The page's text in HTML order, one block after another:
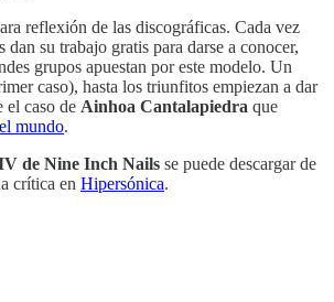
reflexión de las discográficas. Cada vez
dan su trabajo gratis para darse a conocer,
grupos apuestan por este modelo. Un
caso), hasta los triunfitos empiezan a dar
el caso de Ainhoa Cantalapiedra que
mundo.
de Nine Inch Nails se puede descargar de
crítica en Hipersónica.